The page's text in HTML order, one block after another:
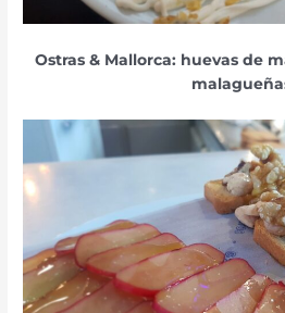
Ostras & Mallorca: huevas de